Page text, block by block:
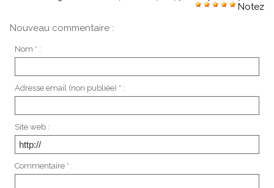
Notez
Nouveau commentaire :
Nom * :
Adresse email (non publiée) * :
Site web :
Commentaire * :